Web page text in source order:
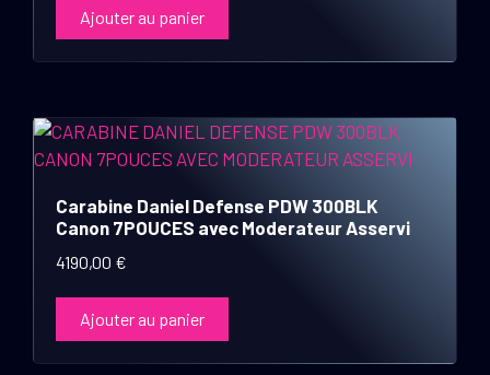
Ajouter au panier
Carabine Daniel Defense PDW 300BLK
Canon 7POUCES avec Moderateur Asservi
4190,00 €
Ajouter au panier